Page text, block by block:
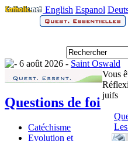
English Espanol
6 août 2026 - Saint Oswald
Questions de foi
Catéchisme
Evolution et
Vous
juifs